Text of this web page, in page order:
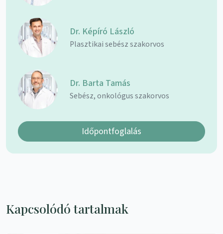
Dr. Képíró László
Plasztikai sebész szakorvos
Dr. Barta Tamás
Sebész, onkológus szakorvos
Időpontfoglalás
Kapcsolódó tartalmak